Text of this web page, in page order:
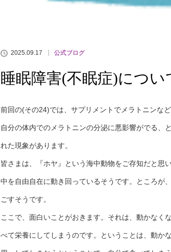
2025.09.17 公式ブログ
睡眠障害(不眠症)につい
前回の(その24)では、サプリメントでメラトニンな
自分の体内でのメラトニンの分泌に悪影響がでる、
れた現象があります。
皆さまは、『ホヤ』という海中動物をご存知だと思
中を自由自在に動き回っているそうです。ところが
ごすそうです。
ここで、面白いことがおきます。それは、動かなく
べて栄養にしてしまうのです。ということは、動か